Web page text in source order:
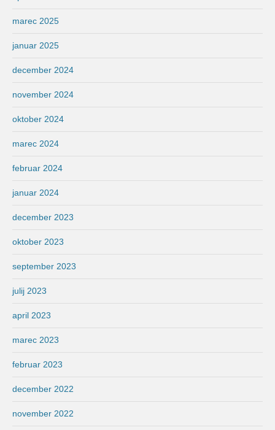
marec 2025
januar 2025
december 2024
november 2024
oktober 2024
marec 2024
februar 2024
januar 2024
december 2023
oktober 2023
september 2023
julij 2023
april 2023
marec 2023
februar 2023
december 2022
november 2022